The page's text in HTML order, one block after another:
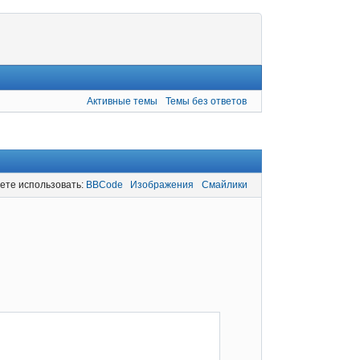
Активные темы Темы без ответов
использовать: BBCode Изображения Смайлики